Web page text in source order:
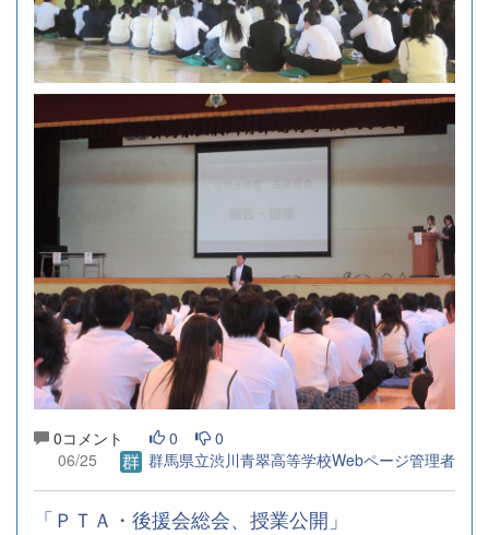
0コメント 0
0
06/25
群馬県立渋川青翠高等学校Webページ管理者
「ＰＴＡ・後援会総会、授業公開」